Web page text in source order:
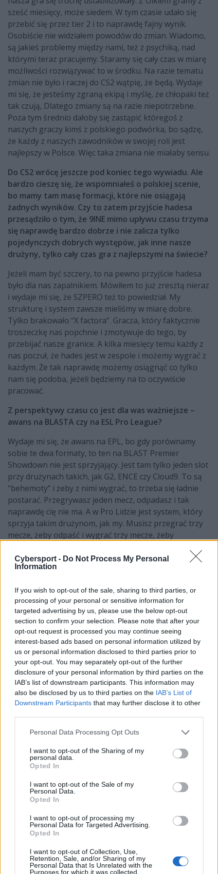
Cybersport - Do Not Process My Personal
Information
If you wish to opt-out of the sale, sharing to third parties, or
processing of your personal or sensitive information for
targeted advertising by us, please use the below opt-out
section to confirm your selection. Please note that after your
opt-out request is processed you may continue seeing
interest-based ads based on personal information utilized by
us or personal information disclosed to third parties prior to
your opt-out. You may separately opt-out of the further
disclosure of your personal information by third parties on the
IAB’s list of downstream participants. This information may
also be disclosed by us to third parties on the IAB’s List of
Downstream Participants that may further disclose it to other
Personal Data Processing Opt Outs
I want to opt-out of the Sharing of my
personal data.
Opted In
I want to opt-out of the Sale of my
Personal Data.
Opted In
I want to opt-out of processing my
Personal Data for Targeted Advertising.
Opted In
I want to opt-out of Collection, Use,
Retention, Sale, and/or Sharing of my
Personal Data that Is Unrelated with the
Purposes for which it was collected.
sześć miesięcy, może siedem. W tym czasie udało się
przebić się przez tier 2 i to naprawdę fajny wynik.
Osobiście nie widziałem powodów do zmian. Wiadomo,
są jakieś problemy między nami, też z psychiką, nad
którymi teraz pracujemy. Staramy się cały czas w miarę
możliwości rozwiązywać to w środku. Na razie tematu
zmian nie było i raczej do CS2 wątpię, że będą. Wydaje
mi się, że jesteśmy zgraną ekipą i myślę, że chłopaki też
tak czują, Dlatego zmiany są na razie niepotrzebne.
Poza tym średnio dałoby się zastąpić któregoś z
naszych graczy kimś z polskiego podwórka, bo sądzę,
że każdy z naszych zawodników w swojej roli jest
najlepszy w Polsce. Więc taka zmiana nie miałaby sensu.
Do CS2 wrócę jeszcze pod koniec tego wywiadu. Ale
bardzo cieszę się, że wspomniałeś o polskiej scenie,
bo mamy tam masę formacji, które nie osiągają
żadnych wyników. Czy to zatem przyjście hadesa
przesądziło o tym, że 9INE mimo upływu czasu trzyma
się naprawdę bardzo dobrze i nie zalicza tylko
pojedynczych dobrych występów, jak inne nasze
drużyny, tylko cały czas gra z najlepszymi na świecie?
Jeżeli mam być szczery, to na pewno przyjście hadesa
było dla nas zapalnikiem. Mówiłem to już zresztą nieraz
i wydaje mi się, że SZPERO też to powiedział. My
strukturę i system zawsze mieliśmy w miarę dobre.
Tylko brakowało “X factora”. Gracza, który faktycznie
troszeczkę nas popchnie i zmotywuje do tego, by
przebijać nasze granice. A kilka miesięcy temu każdy z
nas poczuł, że hades jest w zespole i możemy wygrać z
każdym. Że tak naprawdę możemy osiągnąć co tylko
nam się podoba, jeżeli będziemy na to oczywiście
pracować.
Z perspektywy czasu co jest dla was ważniejsze –
awans na BLASTA czy na ESL Pro League?
Wydaje mi się, że awans na EPL, bo gdy porównamy
sobie te dwa formaty, to ten na BLAST Premier
Showdown nie jest sprzyjający. Jest tam tylko jeden slot
przy drużynach takich, jak G2, ENCE czy Cloud9. To są
“behemoty” i żeby z nimi wygrać, to trzeba się ładnie
postarać. Przegrywasz jeden mecz, odpadasz i tak
naprawdę cię nie ma. A w Pro Lidzie jest system, który
sprzyja takim drużynom, jak my. Musisz przegrać trzy
mecze, żeby odpaść i wygrać trzy mecze, żeby
turnieju. To też kwestia punktów w rankingu, bo jak
wychodzisz z grupy na EPL-u, to dostajesz ich więcej, a
Macie coś, co konkretnie chcecie przetestować na
tym turnieju?
Nie powiedziałbym, że chcemy coś "przetestować", bo
cały czas gramy tym samym stylem. Ostatnimi czasy nie
zmienia się on u nas za bardzo. Staramy się po prostu
skupić na tym, by wrócić do podstaw. Dlatego
testowania na tym turnieju raczej nie będzie. Będziemy
chcieli grać swoją grę. Jakby nie patrzeć, ostatni turniej
lanowy to nie była klapa. Prawda jest taka, że oba
mecze były bez problemu do wygrania, więc wrócimy do
poprawkami. I mam nadzieję, że uda się tym razem
przełamać ten niefortunny run na turniejach tier 1.
Dopytuję o te kwestie, ponieważ nie tylko ja, ale też
cała polska scena dziennikarska zaobserwowała, że
wasza drużyna ma bardzo duży problem z
domykaniem spotkań. Macie fajne wyniki i często
brakuje kulminacyjnego momentu na domknięcie
mapy albo całego spotkania. Jest jakiś świeży pomysł
na to, jak przełamać tę waszą "klątwę"?
Naszym sposobem na to, by to się nie powtarzało, jest
głównie rozmowa. Nie uciekamy od tematu tych